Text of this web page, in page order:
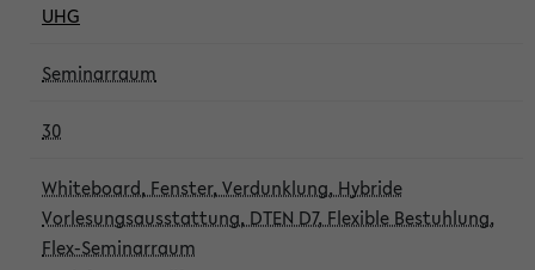
UHG
Seminarraum
30
Whiteboard, Fenster, Verdunklung, Hybride
Vorlesungsausstattung, DTEN D7, Flexible Bestuhlung,
Flex-Seminarraum